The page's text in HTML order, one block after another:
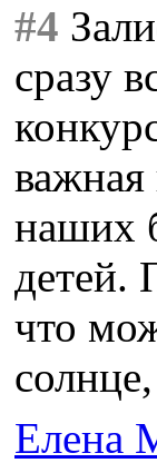
#4
сразу
важная
наших
детей.
что
Елена